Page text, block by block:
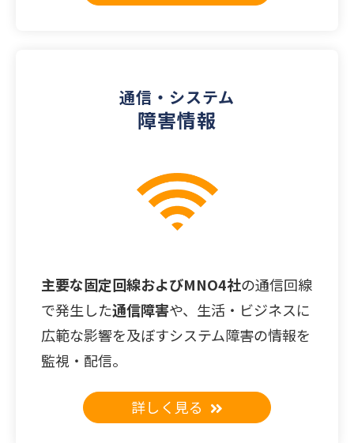
通信・システム
障害情報
主要な固定回線およびMNO4社の通信回線
で発生した通信障害や、生活・ビジネスに
広範な影響を及ぼすシステム障害の情報を
監視・配信。
詳しく見る